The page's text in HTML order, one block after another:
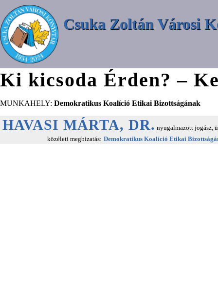
Csuka Zoltán Városi
Ki kicsoda Érden? –
MUNKAHELY: Demokratikus Koalíció Etikai Bizottságának
HAVASI MÁRTA, DR. nyugalmazott jogász,
közéleti megbizatás: Demokratikus Koalíció Etikai